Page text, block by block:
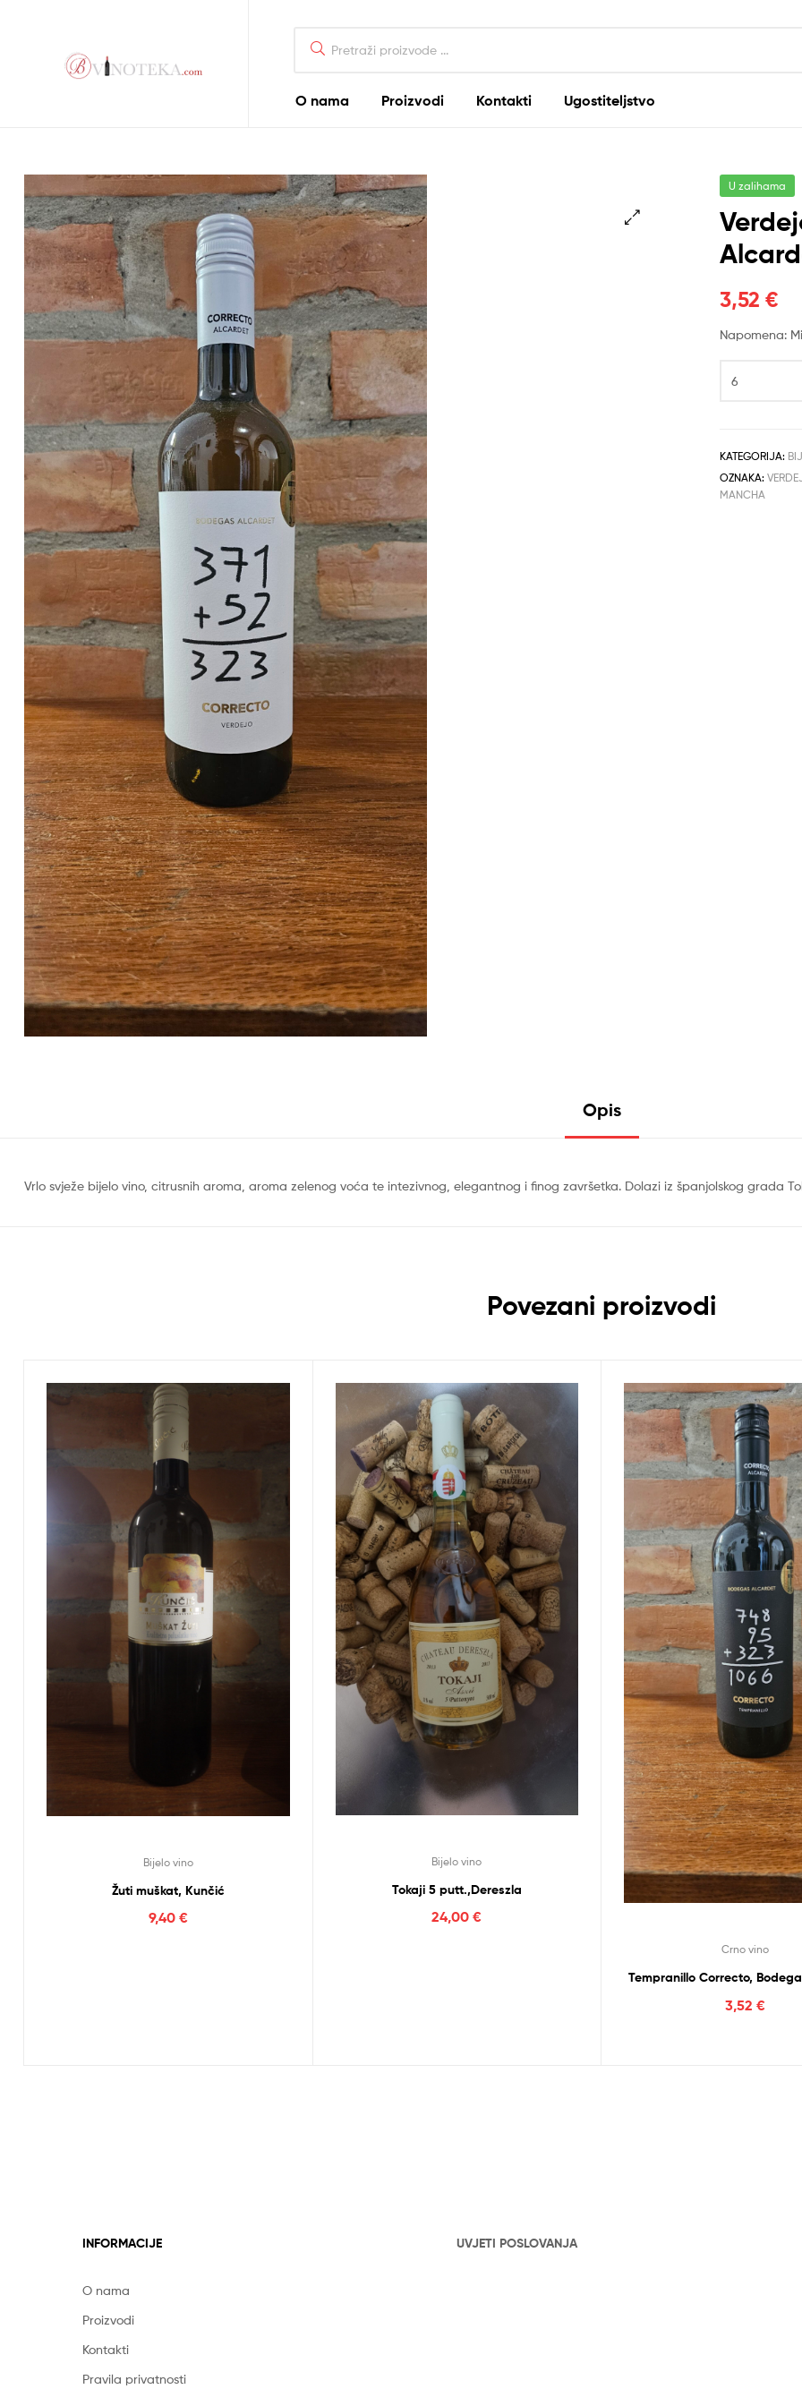
for:
O nama Proizvodi Kontakti Ugostiteljstvo
U zalihama
3,52€
Napomena:
Correcto,
KATEGORIJA:
OZNAKA:
MANCHA
Opis
Vrlo svježe bijelo vino, citrusnih aroma, aroma zelenog voća te intezivnog, elegantnog i finog završetka. Dolazi iz španjolskog grada
Povezani proizvodi
Bijelo vino
Žuti muškat, Kunčić
9,40 €
Bijelo vino
Tokaji 5 putt.,Dereszla
24,00€
Crno vino
Tempranillo Correcto,
3,52€
INFORMACIJE
O nama
Proizvodi
Kontakti
Pravila privatnosti
UVJETI POSLOVANJA